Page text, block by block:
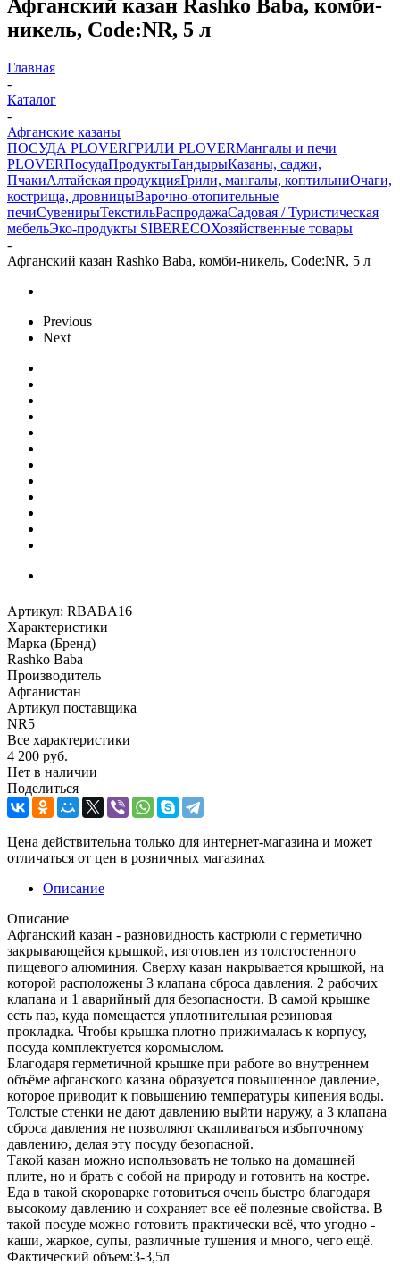
Афганский казан Rashko Baba, комби-
никель, Code:NR, 5 л
Главная
-
Каталог
-
Афганские казаны
ПОСУДА PLOVERГРИЛИ PLOVERМангалы и печи
PLOVERПосудаПродуктыТандырыКазаны, саджи,
ПчакиАлтайская продукцияГрили, мангалы, коптильниОчаги,
кострища, дровницыВарочно-отопительные
печиСувенирыТекстильРаспродажаСадовая / Туристическая
мебельЭко-продукты SIBERECOХозяйственные товары
-
Афганский казан Rashko Baba, комби-никель, Code:NR, 5 л
Previous
Next
Артикул: RBABA16
Характеристики
Марка (Бренд)
Rashko Baba
Производитель
Афганистан
Артикул поставщика
NR5
Все характеристики
4 200 руб.
Нет в наличии
Поделиться
Цена действительна только для интернет-магазина и может
отличаться от цен в розничных магазинах
Описание
Описание
Афганский казан - разновидность кастрюли с герметично
закрывающейся крышкой, изготовлен из толстостенного
пищевого алюминия. Сверху казан накрывается крышкой, на
которой расположены 3 клапана сброса давления. 2 рабочих
клапана и 1 аварийный для безопасности. В самой крышке
есть паз, куда помещается уплотнительная резиновая
прокладка. Чтобы крышка плотно прижималась к корпусу,
посуда комплектуется коромыслом.
Благодаря герметичной крышке при работе во внутреннем
объёме афганского казана образуется повышенное давление,
которое приводит к повышению температуры кипения воды.
Толстые стенки не дают давлению выйти наружу, а 3 клапана
сброса давления не позволяют скапливаться избыточному
давлению, делая эту посуду безопасной.
Такой казан можно использовать не только на домашней
плите, но и брать с собой на природу и готовить на костре.
Еда в такой скороварке готовиться очень быстро благодаря
высокому давлению и сохраняет все её полезные свойства. В
такой посуде можно готовить практически всё, что угодно -
каши, жаркое, супы, различные тушения и много, чего ещё.
Фактический объем:3-3,5л